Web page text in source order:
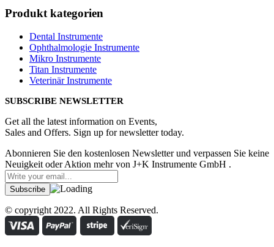
Produkt kategorien
Dental Instrumente
Ophthalmologie Instrumente
Mikro Instrumente
Titan Instrumente
Veterinär Instrumente
SUBSCRIBE NEWSLETTER
Get all the latest information on Events,
Sales and Offers. Sign up for newsletter today.
Abonnieren Sie den kostenlosen Newsletter und verpassen Sie keine
Neuigkeit oder Aktion mehr von J+K Instrumente GmbH .
© copyright 2022. All Rights Reserved.